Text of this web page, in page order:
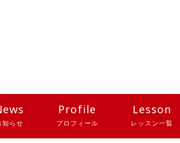
知らせ
Profile
プロフィール
Lesson
レッスン一覧